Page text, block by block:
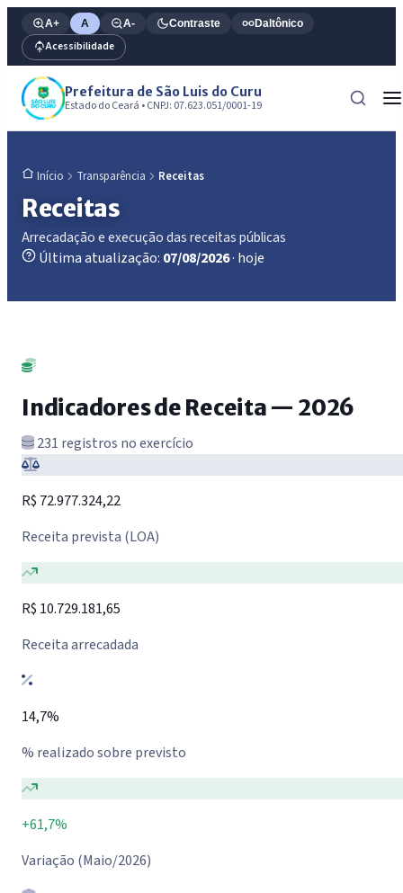
A+ A A- Contraste Daltônico
Acessibilidade
Prefeitura de São Luis do Curu
Estado do Ceará • CNPJ: 07.623.051/0001-19
Início Transparência Receitas
Receitas
Arrecadação e execução das receitas públicas
Última atualização: 07/08/2026· hoje
Indicadores de Receita — 2026
231 registros no exercício
R$ 72.977.324,22
Receita prevista (LOA)
R$ 10.729.181,65
Receita arrecadada
14,7%
% realizado sobre previsto
+61,7%
Variação (Maio/2026)